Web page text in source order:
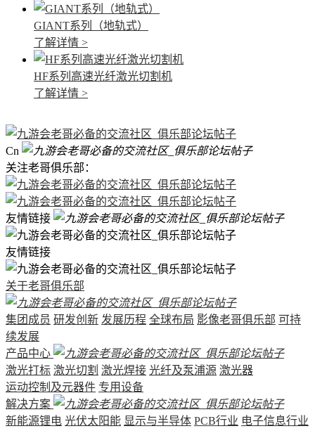
GIANT系列（地轨式）
了解详情 >
HF系列高速光纤激光切割机
了解详情 >
Cn
关注老哥俱乐部：
友情链接
友情链接
关于老哥俱乐部
集团成员 研发创新 发展历程 全球布局 影像老哥俱乐部 可持
续发展
产品中心
激光打标 激光切割 激光焊接 光纤及泵浦源 激光器
运动控制及元器件 专用设备
解决方案
新能源锂电 光伏太阳能 显示与半导体 PCB行业 电子信息行业